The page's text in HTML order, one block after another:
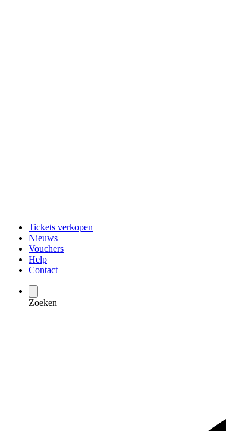
Tickets verkopen
Nieuws
Vouchers
Help
Contact
Zoeken